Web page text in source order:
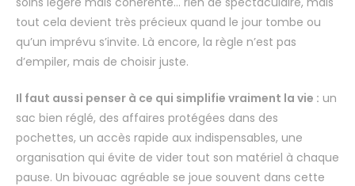
tout cela devient très précieux quand le jour tombe ou
qu’un imprévu s’invite. Là encore, la règle n’est pas
d’empiler, mais de choisir juste.
Il faut aussi penser à ce qui simplifie vraiment la vie : un
sac bien réglé, des affaires protégées dans des
pochettes, un accès rapide aux indispensables, une
organisation qui évite de vider tout son matériel à chaque
pause. Un bivouac agréable se joue souvent dans cette